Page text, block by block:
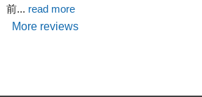
前... read more
More reviews